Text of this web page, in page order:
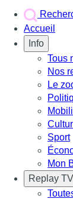
Accueil
Info
Tous
Nos
Le
Sport
Mon
Replay TV